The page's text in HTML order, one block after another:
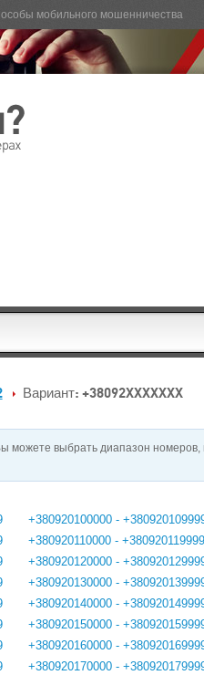
мобильного мошенничества
Вариант: +38092XXXXXXX
можете выбрать диапазон
+380920100000 -
+380920110000 - +380920119999
+380920120000 -
+380920130000 -
+380920140000 -
+380920150000 -
+380920160000 -
+380920170000 -